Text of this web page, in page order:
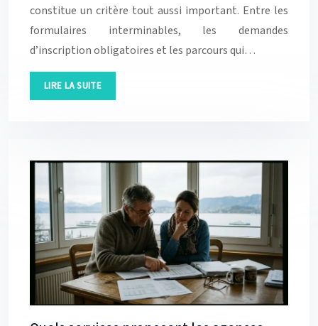
constitue un critère tout aussi important. Entre les
formulaires interminables, les demandes
d’inscription obligatoires et les parcours qui…
LIRE LA SUITE